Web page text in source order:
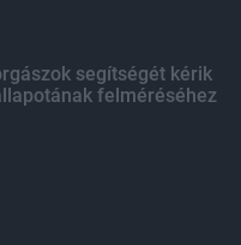
segítségét kérik
felméréséhez